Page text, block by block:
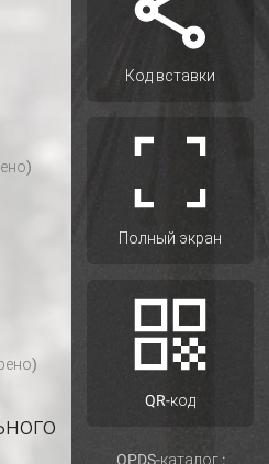
Код вставки
Полный экран
QR-код
OPDS-каталог :